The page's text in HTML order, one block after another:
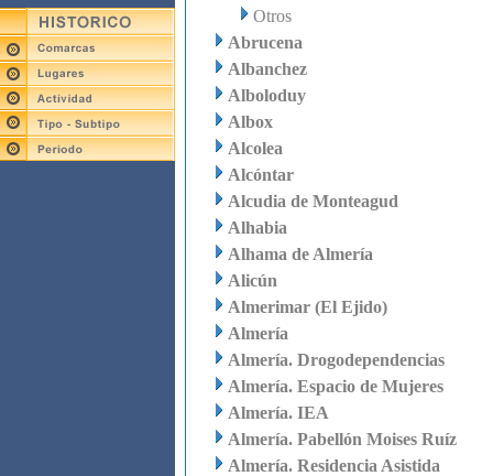
Otros
Abrucena
Albanchez
Alboloduy
Albox
Alcolea
Alcóntar
Alcudia de Monteagud
Alhabia
Alhama de Almería
Alicún
Almerimar (El Ejido)
Almería
Almería. Drogodependencias
Almería. Espacio de Mujeres
Almería. IEA
Almería. Pabellón Moises Ruíz
Almería. Residencia Asistida